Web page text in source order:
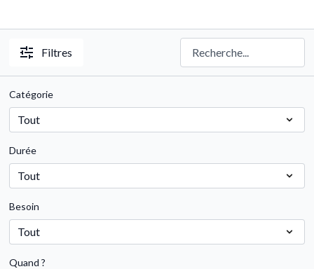
Filtres
Catégorie
Durée
Besoin
Quand ?